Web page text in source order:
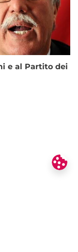
e al Partito dei